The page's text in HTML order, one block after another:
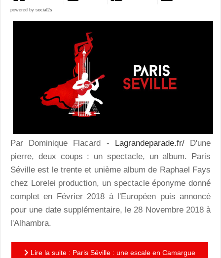
powered by social2s
Par Dominique Flacard - Lagrandeparade.fr/D'une
pierre, deux coups : un spectacle, un album. Paris
Séville est le trente et unième album de Raphael Fays
chez Lorelei production, un spectacle éponyme donné
complet en Février 2018 à l'Européen puis annoncé
pour une date supplémentaire, le 28 Novembre 2018 à
l'Alhambra.
Lire la suite : Paris Séville : une escale en Camargue